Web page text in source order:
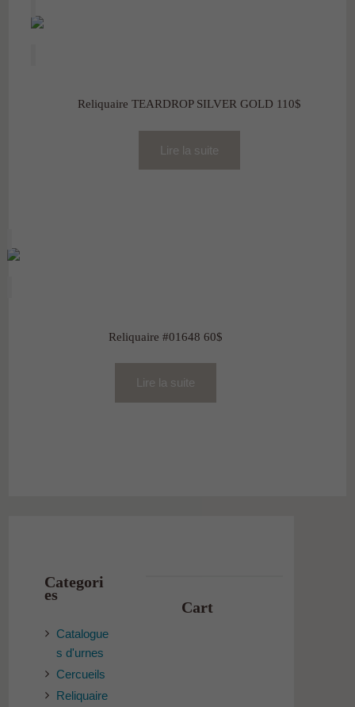
Reliquaire TEARDROP SILVER GOLD 110$
Lire la suite
Reliquaire #01648 60$
Lire la suite
Categori
es
Catalogue
s d'urnes
Cercueils
Reliquaire
Cart